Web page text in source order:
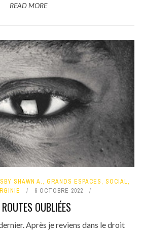
READ MORE
SHAWN A., GRANDS ESPACES, SOCIAL,
6 OCTOBRE 2022
OUBLIÉES
Après je reviens dans le droit